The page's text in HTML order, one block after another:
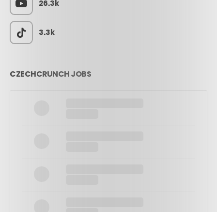
26.3k
3.3k
CZECHCRUNCH JOBS